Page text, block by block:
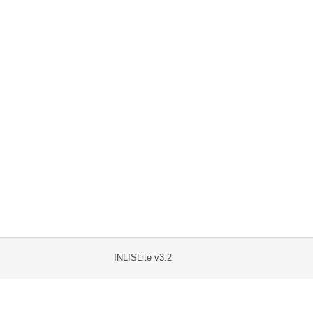
INLISLite v3.2